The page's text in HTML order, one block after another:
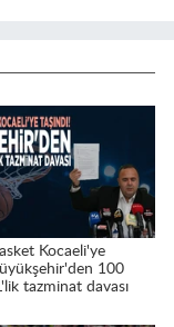
Kocaeli'ye
100
tazminat davası